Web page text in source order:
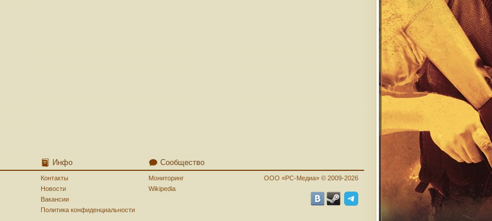
Инфо
Контакты
Новости
Вакансии
Политика конфиденциальности
Сообщество
Мониторинг
Wikipedia
ООО «PC-Медиа» © 2009-2026